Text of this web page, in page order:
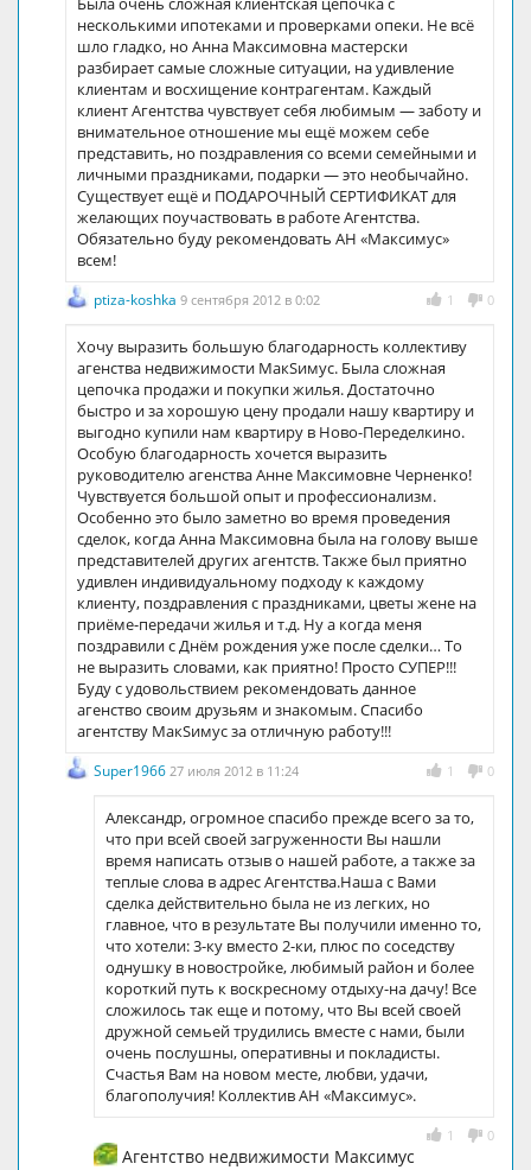
несколькими ипотеками и проверками опеки. Не всё
шло гладко, но Анна Максимовна мастерски
разбирает самые сложные ситуации, на удивление
клиентам и восхищение контрагентам. Каждый
клиент Агентства чувствует себя любимым — заботу и
внимательное отношение мы ещё можем себе
представить, но поздравления со всеми семейными и
личными праздниками, подарки — это необычайно.
Существует ещё и ПОДАРОЧНЫЙ СЕРТИФИКАТ для
желающих поучаствовать в работе Агентства.
Обязательно буду рекомендовать АН «Максимус»
всем!
1 0
ptiza-koshka 9 сентября 2012 в 0:02
Хочу выразить большую благодарность коллективу
агенства недвижимости МакSимус. Была сложная
цепочка продажи и покупки жилья. Достаточно
быстро и за хорошую цену продали нашу квартиру и
выгодно купили нам квартиру в Ново-Переделкино.
Особую благодарность хочется выразить
руководителю агенства Анне Максимовне Черненко!
Чувствуется большой опыт и профессионализм.
Особенно это было заметно во время проведения
сделок, когда Анна Максимовна была на голову выше
представителей других агентств. Также был приятно
удивлен индивидуальному подходу к каждому
клиенту, поздравления с праздниками, цветы жене на
приёме-передачи жилья и т.д. Ну а когда меня
поздравили с Днём рождения уже после сделки… То
не выразить словами, как приятно! Просто СУПЕР!!!
Буду с удовольствием рекомендовать данное
агенство своим друзьям и знакомым. Спасибо
агентству МакSимус за отличную работу!!!
1 0
Super1966 27 июля 2012 в 11:24
Александр, огромное спасибо прежде всего за то,
что при всей своей загруженности Вы нашли
время написать отзыв о нашей работе, а также за
теплые слова в адрес Агентства.Наша с Вами
сделка действительно была не из легких, но
главное, что в результате Вы получили именно то,
что хотели: 3-ку вместо 2-ки, плюс по соседству
однушку в новостройке, любимый район и более
короткий путь к воскресному отдыху-на дачу! Все
сложилось так еще и потому, что Вы всей своей
дружной семьей трудились вместе с нами, были
очень послушны, оперативны и покладисты.
Счастья Вам на новом месте, любви, удачи,
благополучия! Коллектив АН «Максимус».
1 0
Агентство недвижимости Максимус